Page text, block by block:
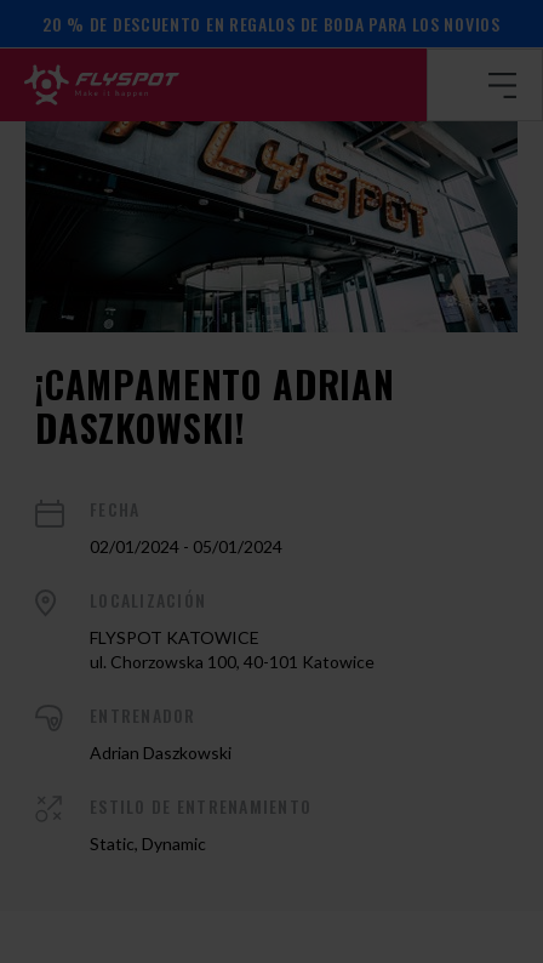
20 % DE DESCUENTO EN REGALOS DE BODA PARA LOS NOVIOS
Página de inicio / Calendario de actos / ¡Campamento
¡CAMPAMENTO ADRIAN
DASZKOWSKI!
02/01/2024 - 05/01/2024
FLYSPOT KATOWICE
ul. Chorzowska 100, 40-101 Katowice
Adrian Daszkowski
Static, Dynamic